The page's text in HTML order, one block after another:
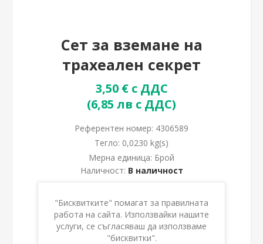
Сет за вземане на
трахеален секрет
3,50 € с ДДС
(6,85 лв с ДДС)
Референтен номер: 4306589
Тегло: 0,0230 kg(s)
Мерна единица: Брой
Наличност: В наличност
КУПИ
"Бисквитките" помагат за правилната
работа на сайта. Използвайки нашите
услуги, се съгласяваш да използваме
"бисквитки".